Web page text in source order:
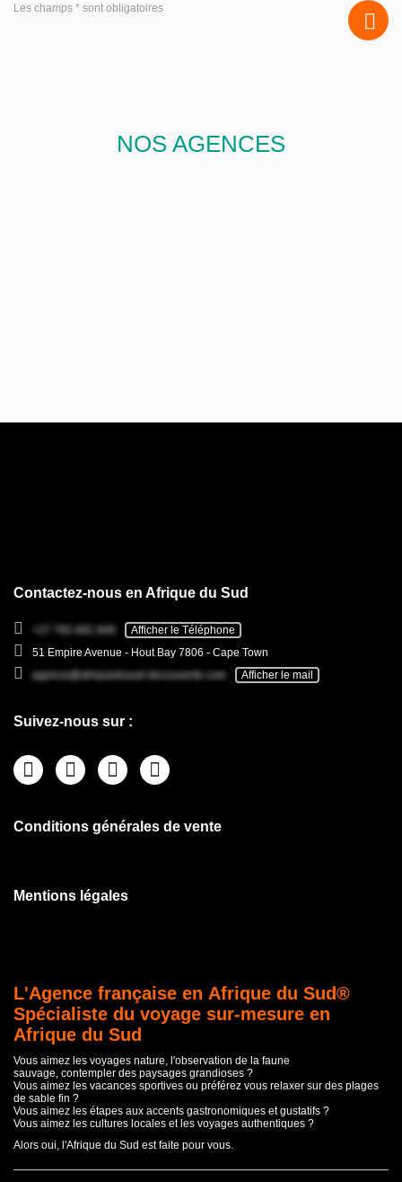
Les champs * sont obligatoires
NOS AGENCES
Contactez-nous en Afrique du Sud
+27 782 681 846
Afficher le Téléphone
51 Empire Avenue - Hout Bay 7806 - Cape Town
agence@afriquedusud-decouverte.com
Afficher le mail
Suivez-nous sur :
Conditions générales de vente
Mentions légales
L'Agence française en Afrique du Sud®
Spécialiste du voyage sur-mesure en
Afrique du Sud
Vous aimez les voyages nature, l'observation de la faune
sauvage, contempler des paysages grandioses ?
Vous aimez les vacances sportives ou préférez vous relaxer sur des plages
de sable fin ?
Vous aimez les étapes aux accents gastronomiques et gustatifs ?
Vous aimez les cultures locales et les voyages authentiques ?
Alors oui, l'Afrique du Sud est faite pour vous.